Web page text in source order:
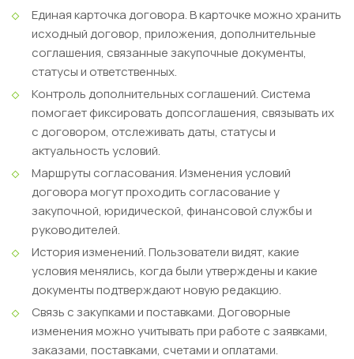
Единая карточка договора.В карточке можно хранить
исходный договор, приложения, дополнительные
соглашения, связанные закупочные документы,
статусы и ответственных.
Контроль дополнительных соглашений. Система
помогает фиксировать допсоглашения, связывать их
с договором, отслеживать даты, статусы и
актуальность условий.
Маршруты согласования.Изменения условий
договора могут проходить согласование у
закупочной, юридической, финансовой службы и
руководителей.
История изменений.Пользователи видят, какие
условия менялись, когда были утверждены и какие
документы подтверждают новую редакцию.
Связь с закупками и поставками.Договорные
изменения можно учитывать при работе с заявками,
заказами, поставками, счетами и оплатами.